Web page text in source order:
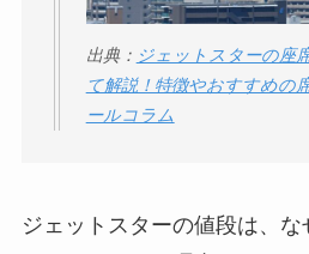
出典： ジェットスターの座
て解説！特徴やおすすめの
ールコラム
ジェットスターの値段は、な